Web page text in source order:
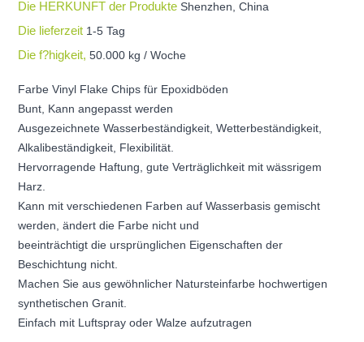
Die HERKUNFT der ProdukteShenzhen, China
Die lieferzeit 1-5 Tag
Die f?higkeit,50.000 kg / Woche
Farbe Vinyl Flake Chips für Epoxidböden
Bunt, Kann angepasst werden
Ausgezeichnete Wasserbeständigkeit, Wetterbeständigkeit,
Alkalibeständigkeit, Flexibilität.
Hervorragende Haftung, gute Verträglichkeit mit wässrigem
Harz.
Kann mit verschiedenen Farben auf Wasserbasis gemischt
werden, ändert die Farbe nicht und
beeinträchtigt die ursprünglichen Eigenschaften der
Beschichtung nicht.
Machen Sie aus gewöhnlicher Natursteinfarbe hochwertigen
synthetischen Granit.
Einfach mit Luftspray oder Walze aufzutragen